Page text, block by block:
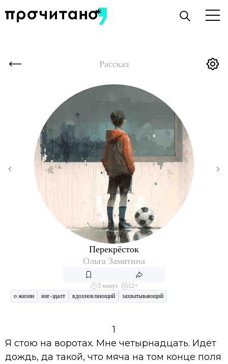
Рассказ
Перекрёсток
Ольга Замятина
5 минут
12+
о жизни
янг-эдалт вдохновляющий захватывающий
1
Я стою на воротах. Мне четырнадцать. Идёт
дождь, да такой, что мяча на том конце поля